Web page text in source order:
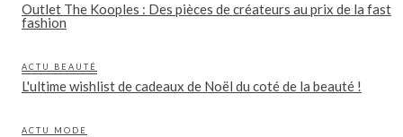
Outlet The Kooples : Des pièces de créateurs au prix de la fast
fashion
ACTU BEAUTÉ
L'ultime wishlist de cadeaux de Noël du coté de la beauté !
ACTU MODE